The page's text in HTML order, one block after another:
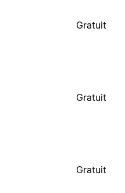
Gratuit
Gratuit
Gratuit